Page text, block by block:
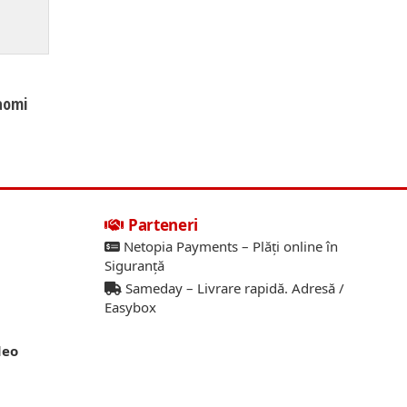
Parteneri
Netopia Payments – Plăți online în
Siguranță
Sameday – Livrare rapidă. Adresă /
Easybox